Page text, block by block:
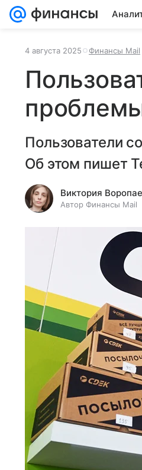
4 августа 2025 Финансы Mail
Пользователи
Об этом пишет
Виктория
Автор Финансы Mail